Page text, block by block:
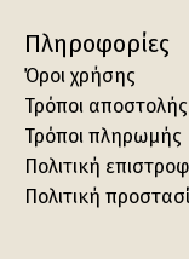
Πληροφορίες
Όροι χρήσης
Τρόποι αποστολής
Τρόποι πληρωμής
Πολιτική
Πολιτική